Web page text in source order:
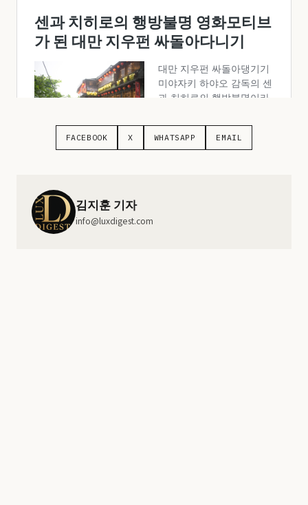
FACEBOOK X WHATSAPP EMAIL
김지훈 기자
info@luxdigest.com